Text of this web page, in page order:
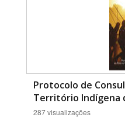
Protocolo de
Território Indígena
287 visualizações